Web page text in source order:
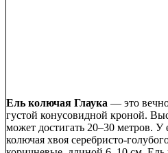
Ель колючая Глаука — это
густой конусовидной кроной.
может достигать 20–30 метров. У
колючая хвоя серебристо-